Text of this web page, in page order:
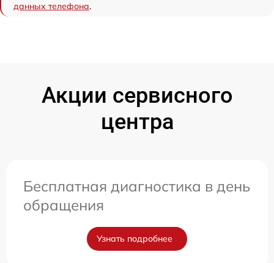
данных телефона.
Акции сервисного
центра
Бесплатная диагностика в день
обращения
Узнать подробнее